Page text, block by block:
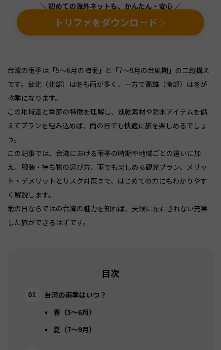
＼ 初めての海外ネットも、かんたん・安心 ／
トリファをダウンロード
台湾の雨季は「5〜6月の梅雨」と「7〜9月の台風期」の二段構え
です。台北（北部）は冬も雨が多く、一方で高雄（南部）は冬が
乾季になります。
この地域差と季節の特徴を理解し、速乾素材や防水アイテムを備
えてプランを組み込めば、雨の日でも快適に旅を楽しめるでしょ
う。
この記事では、台湾における雨季の時期や地域ごとの違いに加
え、服装・持ち物の選び方、雨でも楽しめる観光プラン、メリッ
ト・デメリットとリスク対策まで、はじめての方にもわかりやす
く解説します。
雨の日ならではの台湾の魅力を知れば、天候に左右されない充実
目次
台湾の雨季はいつ？
春（5～6月）
夏（7～9月）